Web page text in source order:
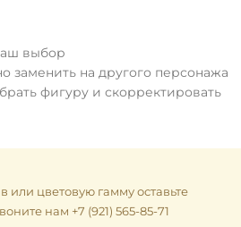
выбор
на другого персонажа
фигуру и скорректировать
или цветовую гамму оставьте
нам +7 (921) 565-85-71